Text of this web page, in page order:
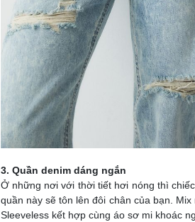
3. Quần denim dáng ngắn
Ở những nơi với thời tiết hơi nóng thì
quần này sẽ tôn lên đôi chân của bạn. Mix
Sleeveless kết hợp cùng áo sơ mi khoác